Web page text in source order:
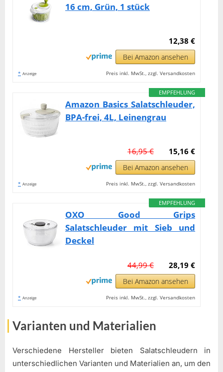
16 cm, Grün, 1 stück
12,38 €
Bei Amazon ansehen
* Anzeige Preis inkl. MwSt., zzgl. Versandkosten
EMPFEHLUNG
Amazon Basics Salatschleuder,
BPA-frei, 4L, Leinengrau
15,16 €
16,95 €
Bei Amazon ansehen
* Anzeige Preis inkl. MwSt., zzgl. Versandkosten
EMPFEHLUNG
OXO Good Grips
Salatschleuder mit Sieb und
Deckel
28,19 €
44,99 €
Bei Amazon ansehen
* Anzeige Preis inkl. MwSt., zzgl. Versandkosten
Varianten und Materialien
Verschiedene Hersteller bieten Salatschleudern in
unterschiedlichen Varianten und Materialien an, um den